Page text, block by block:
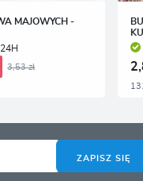
MAJOWYCH -
3,53 zł
ZAPISZ SIĘ